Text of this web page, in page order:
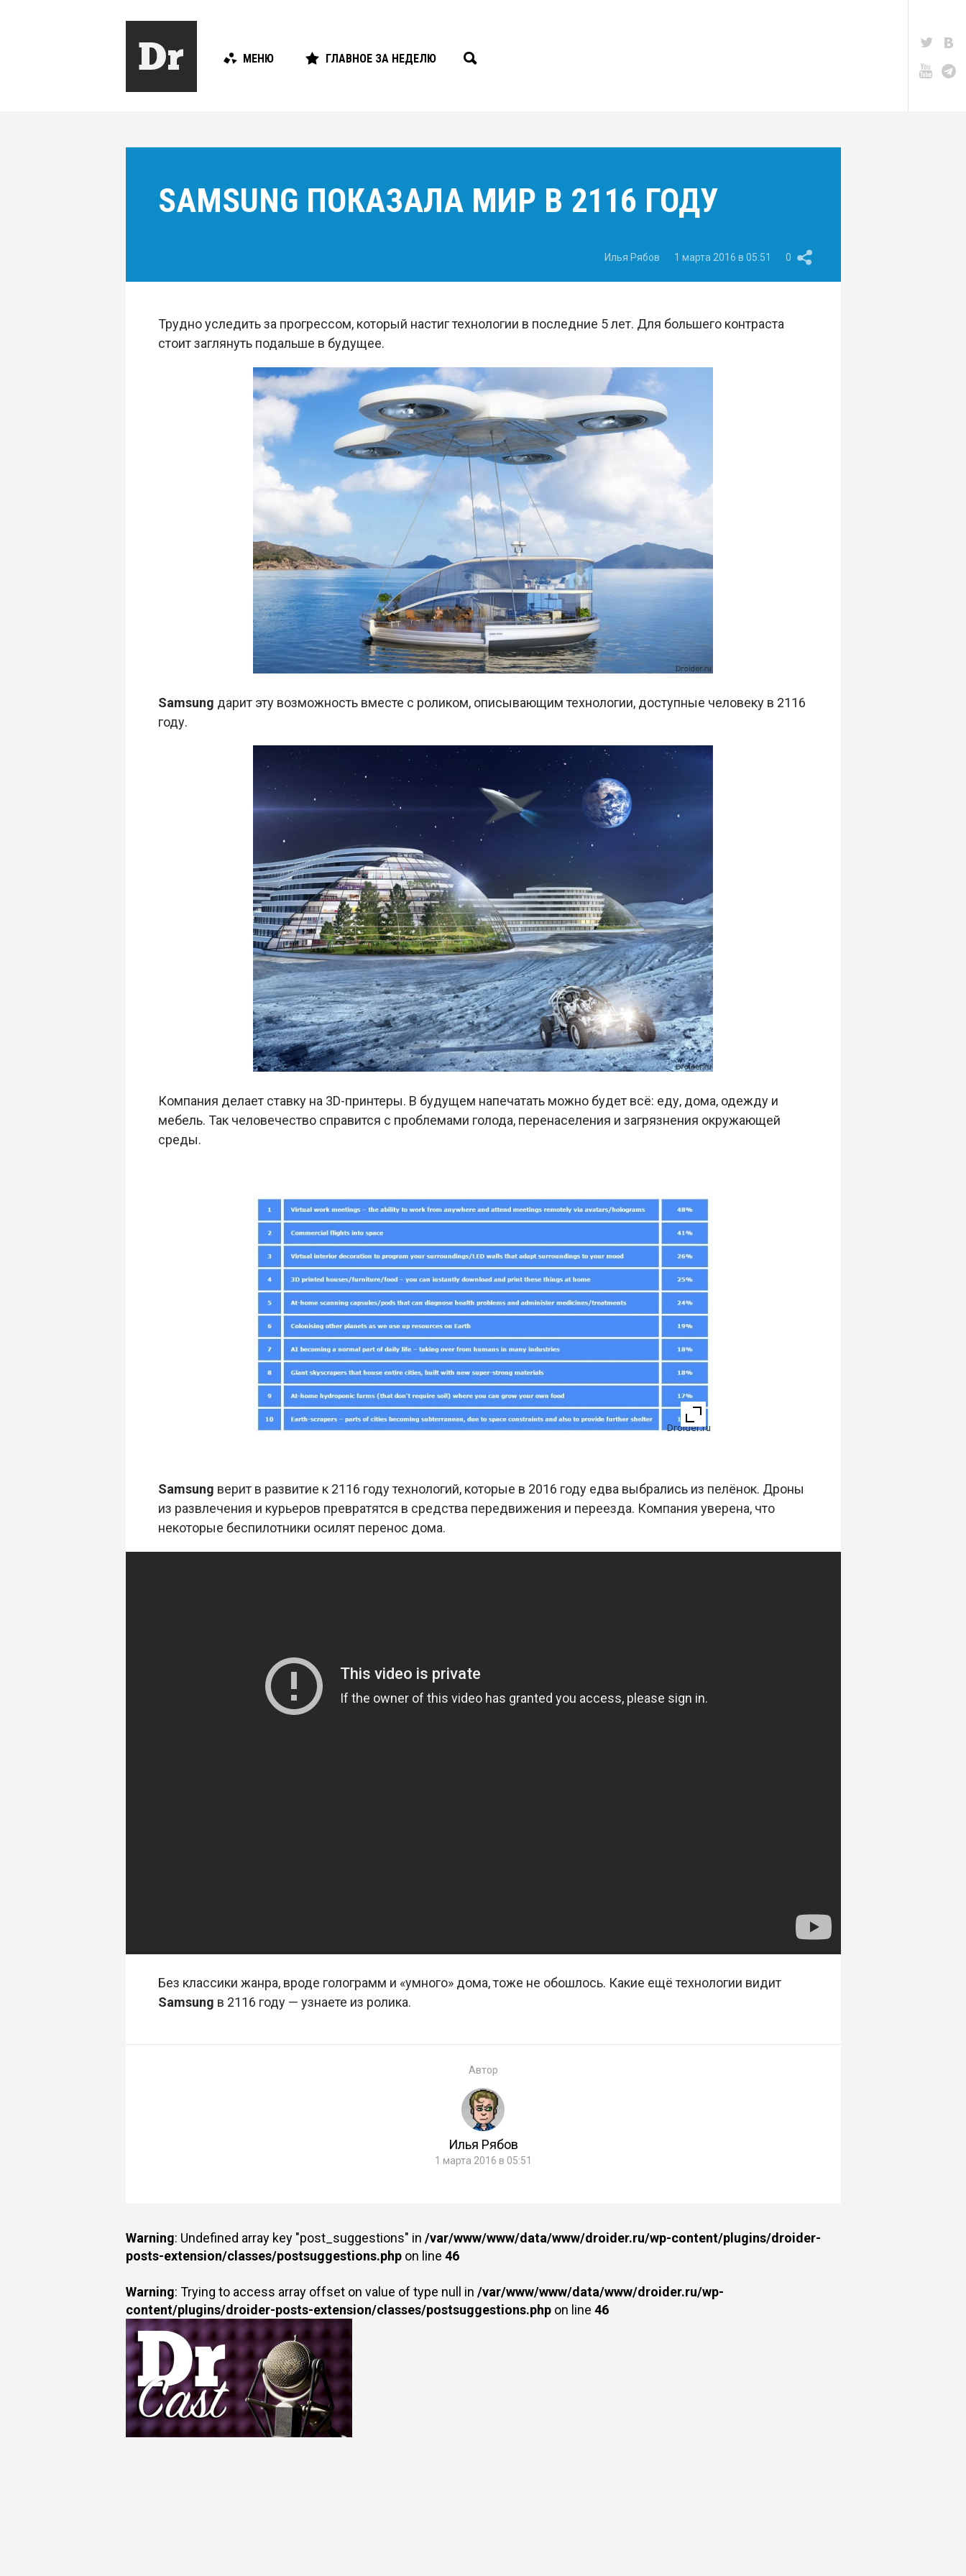
МЕНЮ ГЛАВНОЕ ЗА НЕДЕЛЮ
SAMSUNG ПОКАЗАЛА МИР В 2116 ГОДУ
Илья Рябов 1 марта 2016 в 05:51 0
Трудно уследить за прогрессом, который настиг технологии в последние 5 лет. Для большего контраста
стоит заглянуть подальше в будущее.
Samsung дарит эту возможность вместе с роликом, описывающим технологии, доступные человеку в 2116
году.
Компания делает ставку на 3D-принтеры. В будущем напечатать можно будет всё: еду, дома, одежду и
мебель. Так человечество справится с проблемами голода, перенаселения и загрязнения окружающей
среды.
Samsung верит в развитие к 2116 году технологий, которые в 2016 году едва выбрались из пелёнок. Дроны
из развлечения и курьеров превратятся в средства передвижения и переезда. Компания уверена, что
некоторые беспилотники осилят перенос дома.
Без классики жанра, вроде голограмм и «умного» дома, тоже не обошлось. Какие ещё технологии видит
Samsung в 2116 году — узнаете из ролика.
Автор
Илья Рябов
1 марта 2016 в 05:51
Warning: Undefined array key "post_suggestions" in /var/www/www/data/www/droider.ru/wp-content/plugins/droider-
posts-extension/classes/postsuggestions.phpon line 46
Warning: Trying to access array offset on value of type null in /var/www/www/data/www/droider.ru/wp-
content/plugins/droider-posts-extension/classes/postsuggestions.phpon line 46